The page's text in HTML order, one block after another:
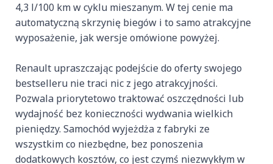
4,3 l/100 km w cyklu mieszanym. W tej cenie ma
automatyczną skrzynię biegów i to samo atrakcyjne
wyposażenie, jak wersje omówione powyżej.
Renault upraszczając podejście do oferty swojego
bestselleru nie traci nic z jego atrakcyjności.
Pozwala priorytetowo traktować oszczędności lub
wydajność bez konieczności wydwania wielkich
pieniędzy. Samochód wyjeżdża z fabryki ze
wszystkim co niezbędne, bez ponoszenia
dodatkowych kosztów, co jest czymś niezwykłym w